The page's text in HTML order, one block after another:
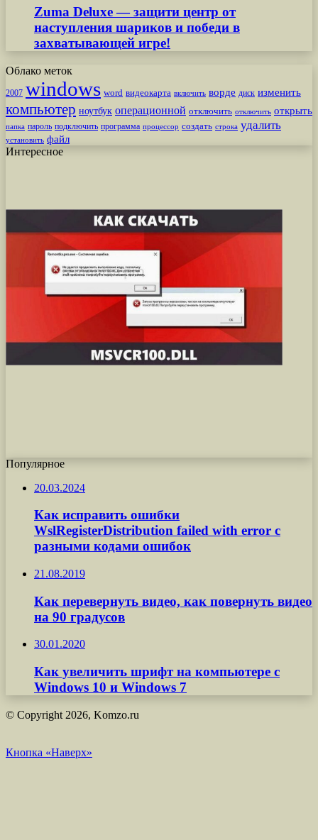
Zuma Deluxe — защити центр от
наступления шариков и победи в
захватывающей игре!
Облако меток
2007 windows word видеокарта включить ворде диск изменить
компьютер ноутбук операционной отключить отключить открыть
папка пароль подключить программа процессор создать строка удалить
установить файл
Интересное
Популярное
20.03.2024
Как исправить ошибки
WslRegisterDistribution failed with error с
разными кодами ошибок
21.08.2019
Как перевернуть видео, как повернуть видео
на 90 градусов
30.01.2020
Как увеличить шрифт на компьютере с
Windows 10 и Windows 7
© Copyright 2026, Komzo.ru
Кнопка «Наверх»